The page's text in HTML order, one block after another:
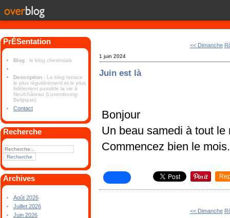
PrÉSentation
Blog : le blog chestrolais
Description : Le blog retrace
le plus régulièrement et le plus
fidèlement possible la vie à
Neufchâteau (Luxembourg-
Belgique).
Contact
Recherche
Archives
Août 2026
Juillet 2026
Juin 2026
<< Dimanche
1 juin 2024
Juin est là
Bonjour
Un beau samedi à tout le
Commencez bien le mois.
<< Dimanche